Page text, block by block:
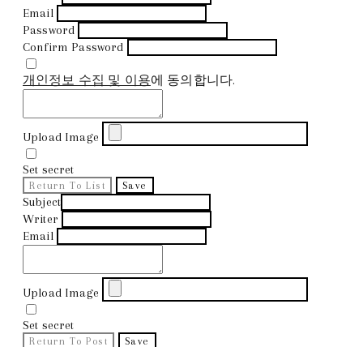
Email
Password
Confirm Password
개인정보 수집 및 이용에 동의합니다.
Upload Image
Set secret
Return To List Save
Subject
Writer
Email
Upload Image
Set secret
Return To Post Save